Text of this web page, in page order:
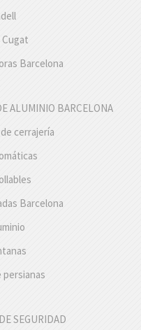
Barcelona
ALUMINIO BARCELONA
cerrajería
Barcelona
persianas
SEGURIDAD